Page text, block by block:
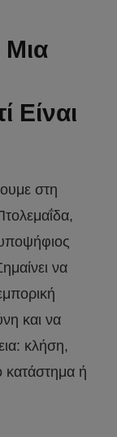
Μια
Είναι
στη
να
και να
κλήση,
κατάστημα ή